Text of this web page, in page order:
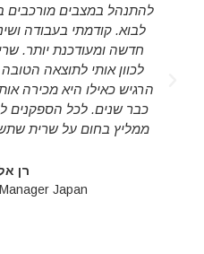
להתנהל במצבים מורכבים
לבוא. קודמתי בעבודה
חדשה ומעודכנת יותר.
לכוון אותי לתוצאה
הרגיש כאילו היא מכירה
כבר שנים. לכל הספקנים
ממליץ בחום על שרית
רן
Japan